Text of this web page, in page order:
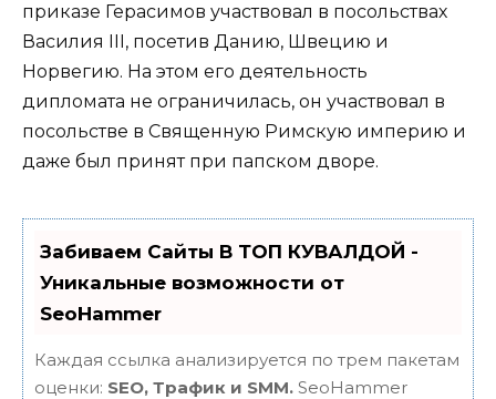
приказе Герасимов участвовал в посольствах
Василия III, посетив Данию, Швецию и
Норвегию. На этом его деятельность
дипломата не ограничилась, он участвовал в
посольстве в Священную Римскую империю и
даже был принят при папском дворе.
Забиваем Сайты В ТОП КУВАЛДОЙ -
Уникальные возможности от
SeoHammer
Каждая ссылка анализируется по трем пакетам
оценки: SEO, Трафик и SMM. SeoHammer